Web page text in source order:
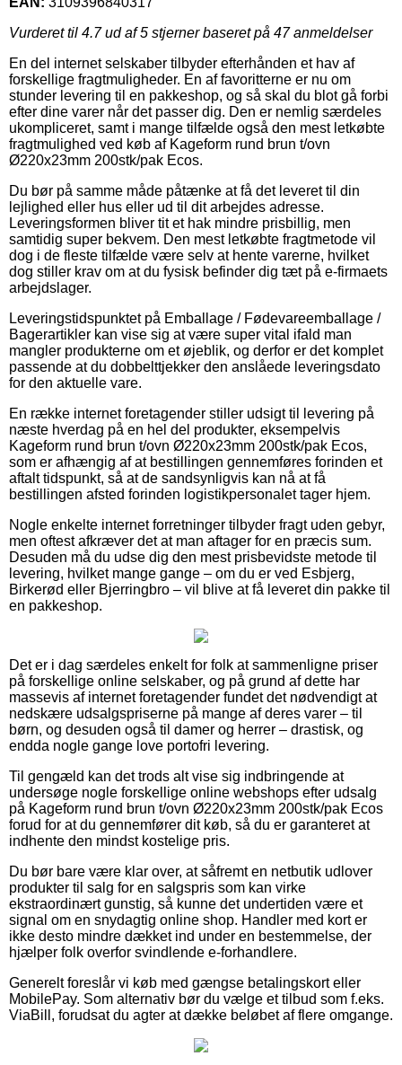
Vurderet til 4.7ud af 5 stjerner baseret på 47anmeldelser
En del internet selskaber tilbyder efterhånden et hav af
forskellige fragtmuligheder. En af favoritterne er nu om
stunder levering til en pakkeshop, og så skal du blot gå forbi
efter dine varer når det passer dig. Den er nemlig særdeles
ukompliceret, samt i mange tilfælde også den mest letkøbte
fragtmulighed ved køb af Kageform rund brun t/ovn
Ø220x23mm 200stk/pak Ecos.
Du bør på samme måde påtænke at få det leveret til din
lejlighed eller hus eller ud til dit arbejdes adresse.
Leveringsformen bliver tit et hak mindre prisbillig, men
samtidig super bekvem. Den mest letkøbte fragtmetode vil
dog i de fleste tilfælde være selv at hente varerne, hvilket
dog stiller krav om at du fysisk befinder dig tæt på e-firmaets
arbejdslager.
Leveringstidspunktet på Emballage / Fødevareemballage /
Bagerartikler kan vise sig at være super vital ifald man
mangler produkterne om et øjeblik, og derfor er det komplet
passende at du dobbelttjekker den anslåede leveringsdato
for den aktuelle vare.
En række internet foretagender stiller udsigt til levering på
næste hverdag på en hel del produkter, eksempelvis
Kageform rund brun t/ovn Ø220x23mm 200stk/pak Ecos,
som er afhængig af at bestillingen gennemføres forinden et
aftalt tidspunkt, så at de sandsynligvis kan nå at få
bestillingen afsted forinden logistikpersonalet tager hjem.
Nogle enkelte internet forretninger tilbyder fragt uden gebyr,
men oftest afkræver det at man aftager for en præcis sum.
Desuden må du udse dig den mest prisbevidste metode til
levering, hvilket mange gange – om du er ved Esbjerg,
Birkerød eller Bjerringbro – vil blive at få leveret din pakke til
en pakkeshop.
Det er i dag særdeles enkelt for folk at sammenligne priser
på forskellige online selskaber, og på grund af dette har
massevis af internet foretagender fundet det nødvendigt at
nedskære udsalgspriserne på mange af deres varer – til
børn, og desuden også til damer og herrer – drastisk, og
endda nogle gange love portofri levering.
Til gengæld kan det trods alt vise sig indbringende at
undersøge nogle forskellige online webshops efter udsalg
på Kageform rund brun t/ovn Ø220x23mm 200stk/pak Ecos
forud for at du gennemfører dit køb, så du er garanteret at
indhente den mindst kostelige pris.
Du bør bare være klar over, at såfremt en netbutik udlover
produkter til salg for en salgspris som kan virke
ekstraordinært gunstig, så kunne det undertiden være et
signal om en snydagtig online shop. Handler med kort er
ikke desto mindre dækket ind under en bestemmelse, der
hjælper folk overfor svindlende e-forhandlere.
Generelt foreslår vi køb med gængse betalingskort eller
MobilePay. Som alternativ bør du vælge et tilbud som f.eks.
ViaBill, forudsat du agter at dække beløbet af flere omgange.